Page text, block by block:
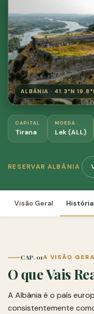
ALBÂNIA · 41.3°N
CAPITAL
Tirana
MOEDA
Lek (ALL)
RESERVAR ALBÂNIA
Visão Geral História
CAP. 01A VISÃO
O que Vais
A Albânia é o país
consistentemente